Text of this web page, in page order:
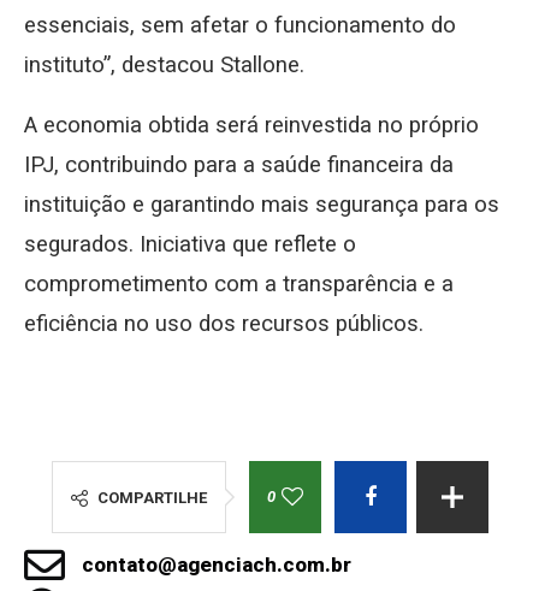
essenciais, sem afetar o funcionamento do
instituto”, destacou Stallone.
A economia obtida será reinvestida no próprio
IPJ, contribuindo para a saúde financeira da
instituição e garantindo mais segurança para os
segurados. Iniciativa que reflete o
comprometimento com a transparência e a
eficiência no uso dos recursos públicos.
COMPARTILHE 0
contato@agenciach.com.br